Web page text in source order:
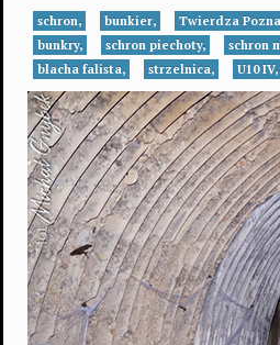
schron, bunkier, Twierdza
bunkry,
schron piechoty,
schron
blacha falista,
strzelnica, U10 IV,